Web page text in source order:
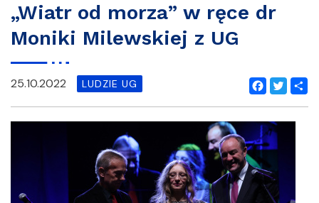
„Wiatr od morza” w ręce dr
Moniki Milewskiej z UG
Facebook
Twitter
25.10.2022 LUDZIE UG